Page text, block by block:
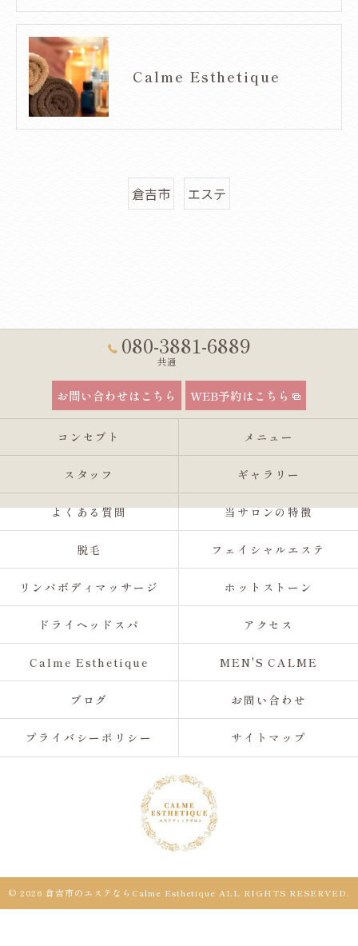
Calme Esthetique
倉吉市 エステ
080-3881-6889
共通
お問い合わせはこちら WEB予約はこちら
コンセプト メニュー
スタッフ ギャラリー
よくある質問 当サロンの特徴
脱毛 フェイシャルエステ
リンパボディマッサージ ホットストーン
ドライヘッドスパ アクセス
Calme Esthetique MEN'S CALME
ブログ お問い合わせ
プライバシーポリシー サイトマップ
© 2026 倉吉市のエステならCalme Esthetique ALL RIGHTS RESERVED.